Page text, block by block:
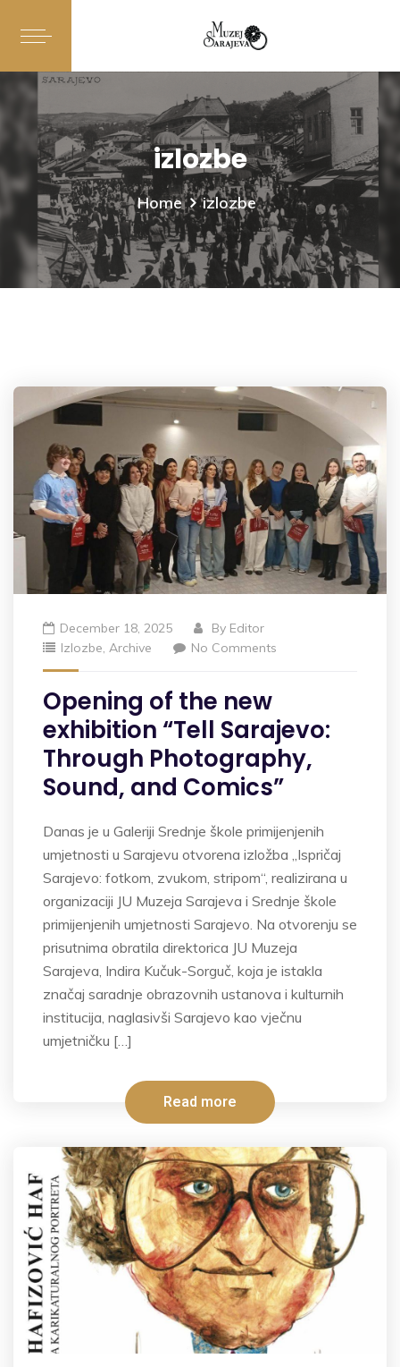
izlozbe
Home izlozbe
December 18, 2025 By Editor
Izlozbe Archive No Comments
Opening of the new
exhibition “Tell Sarajevo:
Through Photography,
Sound, and Comics”
Danas je u Galeriji Srednje škole primijenjenih
umjetnosti u Sarajevu otvorena izložba „Ispričaj
Sarajevo: fotkom, zvukom, stripom“, realizirana u
organizaciji JU Muzeja Sarajeva i Srednje škole
primijenjenih umjetnosti Sarajevo. Na otvorenju se
prisutnima obratila direktorica JU Muzeja
Sarajeva, Indira Kučuk-Sorguč, koja je istakla
značaj saradnje obrazovnih ustanova i kulturnih
institucija, naglasivši Sarajevo kao vječnu
umjetničku […]
Read more